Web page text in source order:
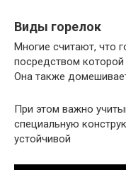
Виды горелок
Многие считают, что
посредством которой
Она также
При этом важно
специальную
устойчивой